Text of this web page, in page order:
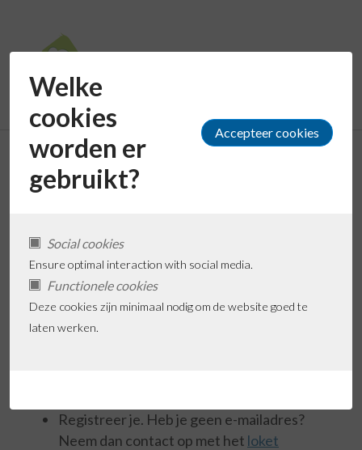
Welke
cookies
worden er
gebruikt?
Social cookies
Ensure optimal interaction with social media.
Functionele cookies
Deze cookies zijn minimaal nodig om de website goed te
laten werken.
Kinderopvang
aanvragen
Voorkeurslijst
Registreer je. Heb je geen e-mailadres?
Neem dan contact op met het loket